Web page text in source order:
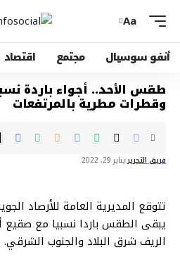
Aa
أنفو سوسيال مجتمع اقتصاد
طقس الأحد.. أجواء باردة
وقطرات مطرية بالمرتفعات
فريق التحريريناير 29, 2022
تتوقع المديرية العامة للأرصاد
يبقى الطقس باردا نسبيا مع صقيع
الريف شرق البلاد والجنوب الشرقي.